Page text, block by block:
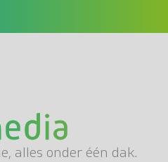
alles onder één dak.